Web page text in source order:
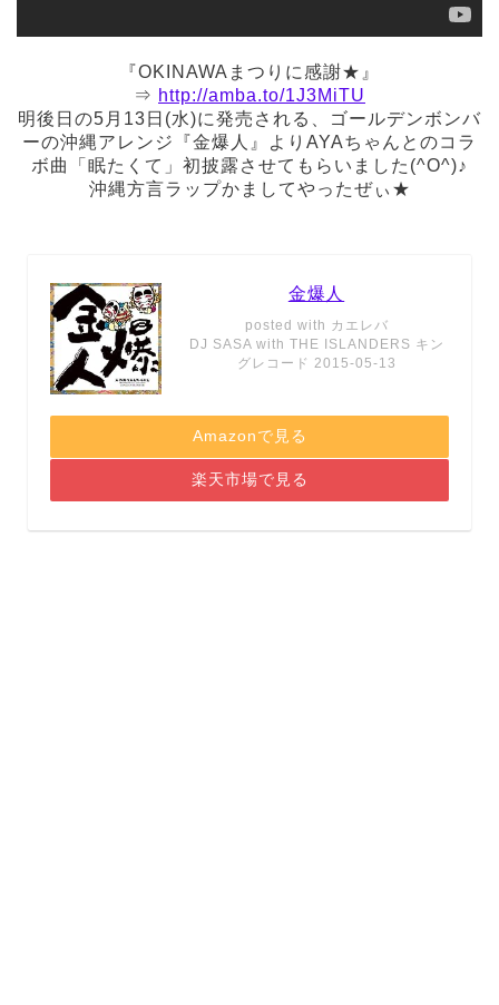
『OKINAWAまつりに感謝★』
⇒ http://amba.to/1J3MiTU
明後日の5月13日(水)に発売される、ゴールデンボンバ
ーの沖縄アレンジ『金爆人』よりAYAちゃんとのコラ
ボ曲「眠たくて」初披露させてもらいました(^O^)♪
沖縄方言ラップかましてやったぜぃ★
金爆人
posted with カエレバ
DJ SASA with THE ISLANDERS キン
グレコード 2015-05-13
Amazonで見る
楽天市場で見る